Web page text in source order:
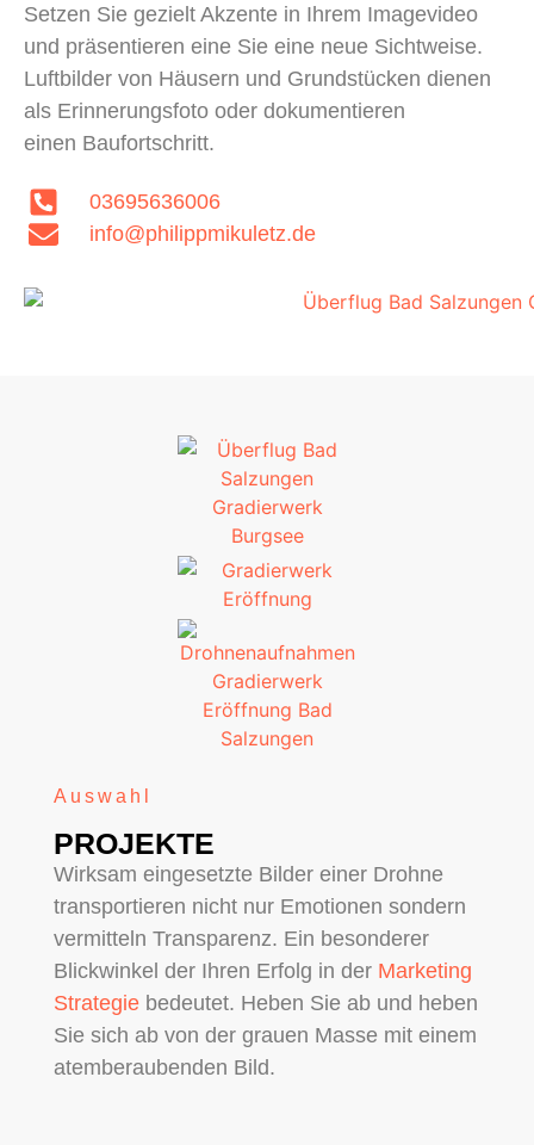
Setzen Sie gezielt Akzente in Ihrem Imagevideo
und präsentieren eine Sie eine neue Sichtweise.
Luftbilder von Häusern und Grundstücken dienen
als Erinnerungsfoto oder dokumentieren
einen Baufortschritt.
03695636006
info@philippmikuletz.de
Auswahl
PROJEKTE
Wirksam eingesetzte Bilder einer Drohne
transportieren nicht nur Emotionen sondern
vermitteln Transparenz. Ein besonderer
Blickwinkel der Ihren Erfolg in der Marketing
Strategie bedeutet. Heben Sie ab und heben
Sie sich ab von der grauen Masse mit einem
atemberaubenden Bild.